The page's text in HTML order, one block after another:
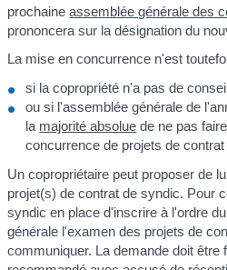
prochaineassemblée générale des
prononcera sur la désignation du
La mise en concurrence n'est
si la copropriété n'a pas de
ou si l'assemblée générale de
la majorité absolue de ne pas
concurrence de projets de
Un copropriétaire peut proposer de
projet(s) de contrat de syndic. Pour
syndic en place d'inscrire à l'ordre
générale l'examen des projets de
communiquer. La demande doit être